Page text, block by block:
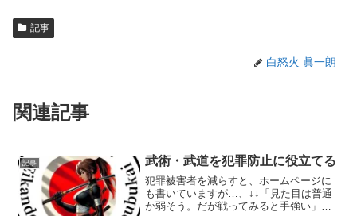
記事
白怒火 眞一朗
関連記事
記事 武術・武道を犯罪防止に役立てる
犯罪被害者を減らすと、ホームページに
も書いていますが…、↓↓「見た目は普通
か弱そう。だが戦ってみると手強い」。